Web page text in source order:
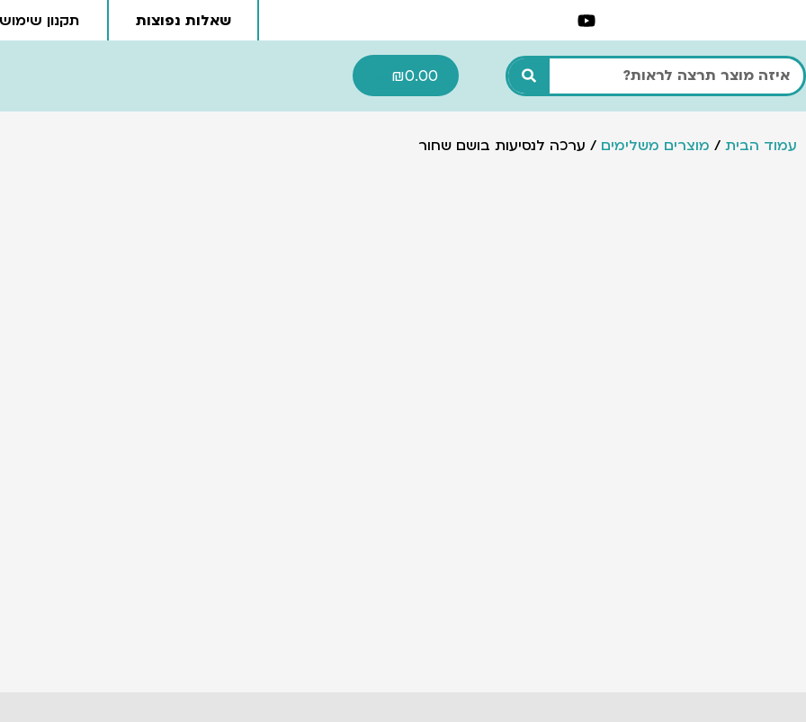
שאלות נפוצות תקנון שימוש
חיפוש ₪0.00 עגלת קניות
עמוד הבית / מוצרים משלימים / ערכה לנסיעות בושם שחור